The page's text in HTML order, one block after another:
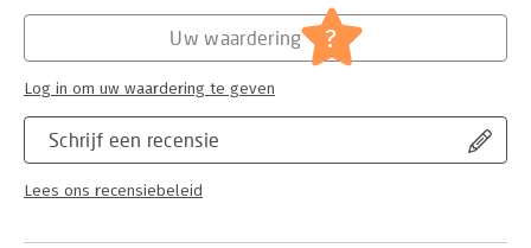
Schrijf een recensie
Lees ons recensiebeleid
Uw waardering ?
Log in om uw waardering te geven